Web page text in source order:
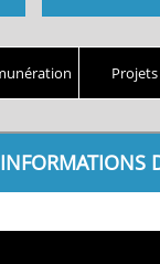
Projets
INFORMATIONS